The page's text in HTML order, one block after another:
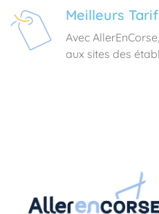
Meilleurs
Avec
aux sites des